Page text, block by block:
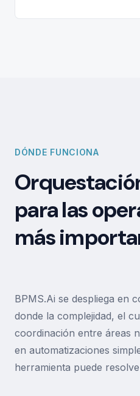
DÓNDE FUNCIONA
para las
más
BPMS.Ai se despliega en
donde la complejidad, el
coordinación entre áreas
en automatizaciones
herramienta puede